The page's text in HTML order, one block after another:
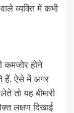
व्यक्ति में कभी
कमजोर होने
हैं. ऐसे में अगर
तो यह बीमारी
लक्षण दिखाई